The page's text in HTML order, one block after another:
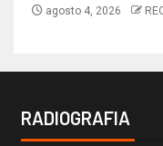
agosto 4, 2026
RADIOGRAFIA